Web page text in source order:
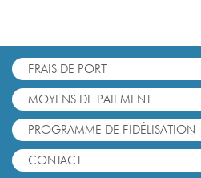
FRAIS DE PORT
MOYENS DE PAIEMENT
PROGRAMME DE FIDÉLISATION
CONTACT